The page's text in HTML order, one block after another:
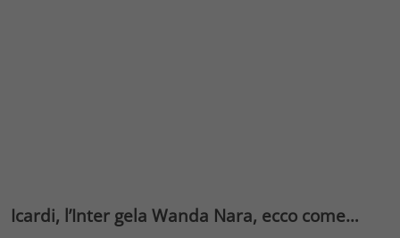
Icardi, l’Inter gela Wanda Nara, ecco come…